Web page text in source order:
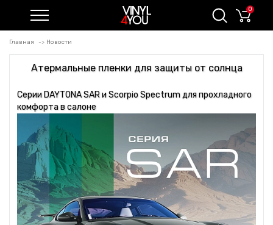
0
Главная Новости
Атермальные пленки для защиты от солнца
Серии DAYTONA SAR и Scorpio Spectrum для прохладного
комфорта в салоне